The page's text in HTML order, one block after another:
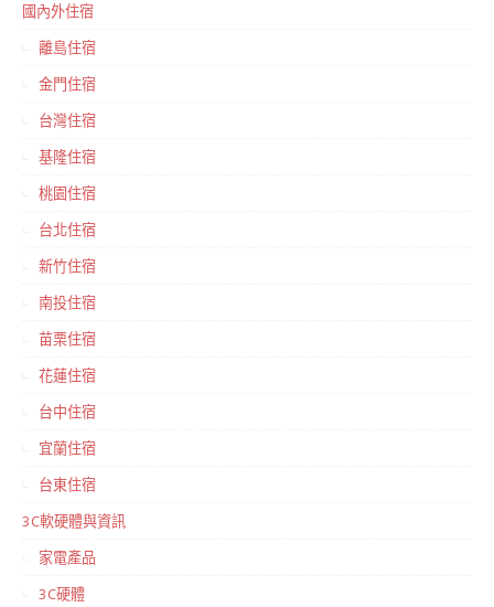
國內外住宿
離島住宿
金門住宿
台灣住宿
基隆住宿
桃園住宿
台北住宿
新竹住宿
南投住宿
苗栗住宿
花蓮住宿
台中住宿
宜蘭住宿
台東住宿
3C軟硬體與資訊
家電產品
3C硬體